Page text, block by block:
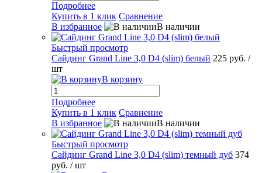
Подробнее
Купить в 1 клик Сравнение
В избранное
В наличии
Быстрый просмотр
Сайдинг Grand Line 3,0 D4 (slim) белый 225 руб. /
шт
В корзину
Подробнее
Купить в 1 клик Сравнение
В избранное
В наличии
Быстрый просмотр
Сайдинг Grand Line 3,0 D4 (slim) темный дуб 374
руб. / шт